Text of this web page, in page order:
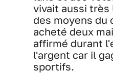
vivait aussi très
des moyens du
acheté deux
affirmé durant
l'argent car il
sportifs.